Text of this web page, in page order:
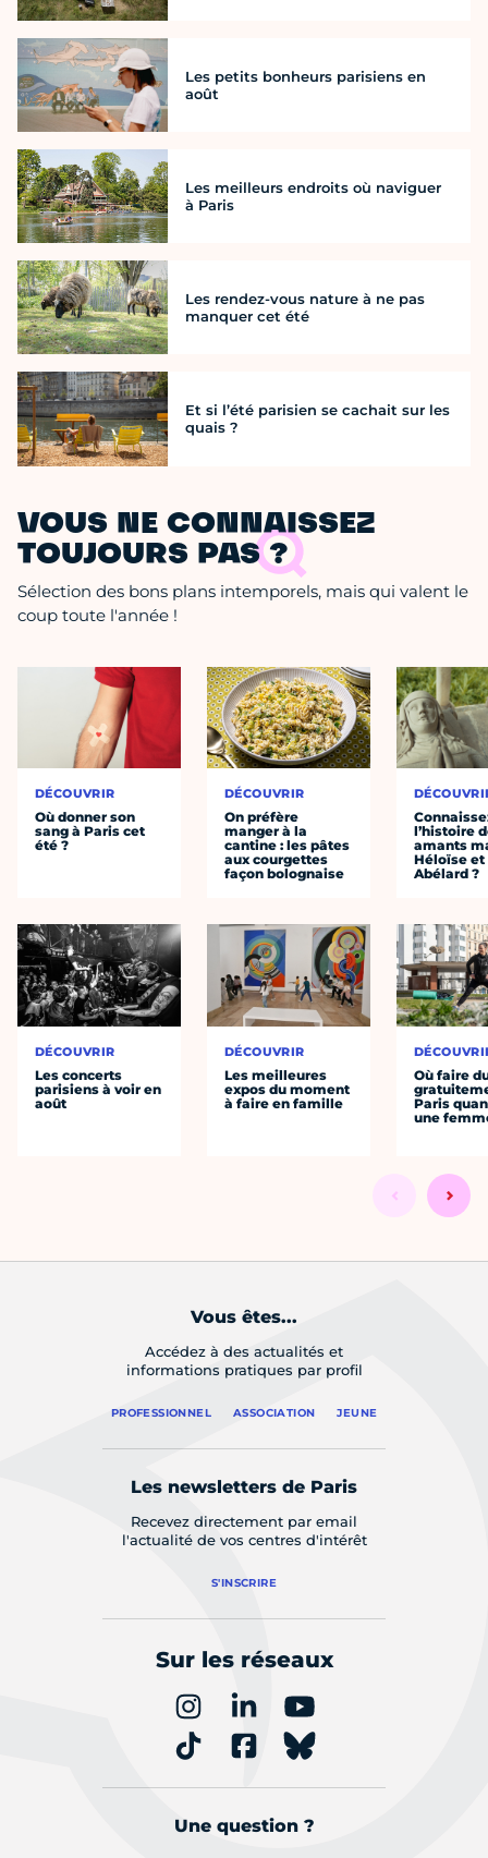
Les petits bonheurs parisiens en
août
Les meilleurs endroits où naviguer
à Paris
Les rendez-vous nature à ne pas
manquer cet été
Et si l’été parisien se cachait sur les
quais ?
VOUS NE CONNAISSEZ
TOUJOURS PAS ?
Sélection des bons plans intemporels, mais qui valent le
coup toute l'année !
DÉCOUVRIR
Où donner son
sang à Paris cet
été ?
DÉCOUVRIR
Les concerts
parisiens à voir en
août
DÉCOUVRIR
On préfère
manger à la
cantine : les pâtes
aux courgettes
façon bolognaise
DÉCOUVRIR
Les meilleures
expos du moment
à faire en famille
l’histoire
amants
Héloïse et
Abélard ?
Où faire
Paris
une
Vous êtes...
Accédez à des actualités et
informations pratiques par profil
PROFESSIONNEL ASSOCIATION JEUNE
Les newsletters de Paris
Recevez directement par email
l'actualité de vos centres d'intérêt
S'INSCRIRE
Sur les réseaux
Une question ?